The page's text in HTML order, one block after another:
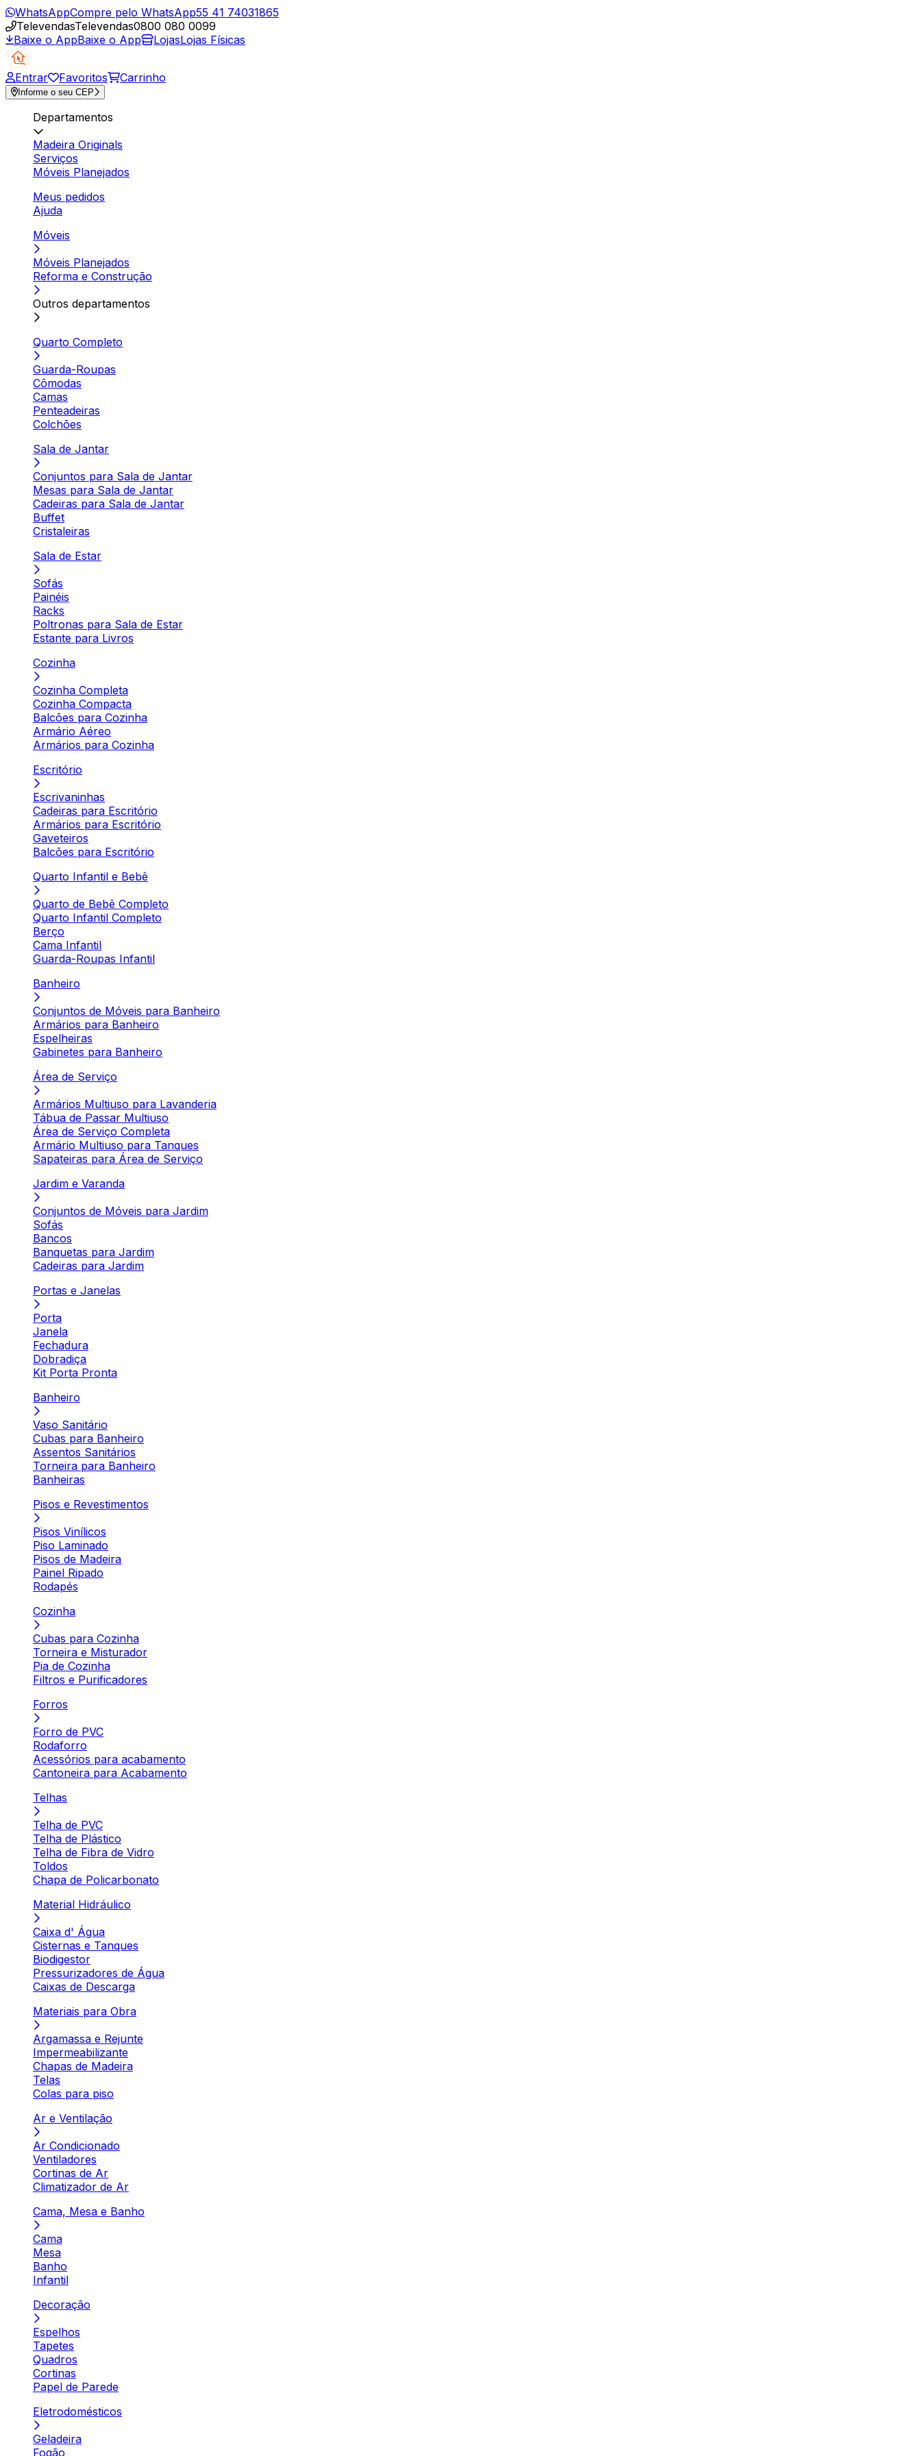
WhatsAppCompre pelo WhatsApp55 41 74031865
TelevendasTelevendas0800 080 0099
Baixe o AppBaixe o App LojasLojas Físicas
Entrar Favoritos Carrinho
Informe o seu CEP
Departamentos
Madeira Originals
Serviços
Móveis Planejados
Meus pedidos
Ajuda
Móveis
Móveis Planejados
Reforma e Construção
Outros departamentos
Quarto Completo
Guarda-Roupas
Cômodas
Camas
Penteadeiras
Colchões
Sala de Jantar
Conjuntos para Sala de Jantar
Mesas para Sala de Jantar
Cadeiras para Sala de Jantar
Buffet
Cristaleiras
Sala de Estar
Sofás
Painéis
Racks
Poltronas para Sala de Estar
Estante para Livros
Cozinha
Cozinha Completa
Cozinha Compacta
Balcões para Cozinha
Armário Aéreo
Armários para Cozinha
Escritório
Escrivaninhas
Cadeiras para Escritório
Armários para Escritório
Gaveteiros
Balcões para Escritório
Quarto Infantil e Bebê
Quarto de Bebê Completo
Quarto Infantil Completo
Berço
Cama Infantil
Guarda-Roupas Infantil
Banheiro
Conjuntos de Móveis para Banheiro
Armários para Banheiro
Espelheiras
Gabinetes para Banheiro
Área de Serviço
Armários Multiuso para Lavanderia
Tábua de Passar Multiuso
Área de Serviço Completa
Armário Multiuso para Tanques
Sapateiras para Área de Serviço
Jardim e Varanda
Conjuntos de Móveis para Jardim
Sofás
Bancos
Banquetas para Jardim
Cadeiras para Jardim
Portas e Janelas
Porta
Janela
Fechadura
Dobradiça
Kit Porta Pronta
Banheiro
Vaso Sanitário
Cubas para Banheiro
Assentos Sanitários
Torneira para Banheiro
Banheiras
Pisos e Revestimentos
Pisos Vinílicos
Piso Laminado
Pisos de Madeira
Painel Ripado
Rodapés
Cozinha
Cubas para Cozinha
Torneira e Misturador
Pia de Cozinha
Filtros e Purificadores
Forros
Forro de PVC
Rodaforro
Acessórios para acabamento
Cantoneira para Acabamento
Telhas
Telha de PVC
Telha de Plástico
Telha de Fibra de Vidro
Toldos
Chapa de Policarbonato
Material Hidráulico
Caixa d' Água
Cisternas e Tanques
Biodigestor
Pressurizadores de Água
Caixas de Descarga
Materiais para Obra
Argamassa e Rejunte
Impermeabilizante
Chapas de Madeira
Telas
Colas para piso
Ar e Ventilação
Ar Condicionado
Ventiladores
Cortinas de Ar
Climatizador de Ar
Cama, Mesa e Banho
Cama
Mesa
Banho
Infantil
Decoração
Espelhos
Tapetes
Quadros
Cortinas
Papel de Parede
Eletrodomésticos
Geladeira
Fogão